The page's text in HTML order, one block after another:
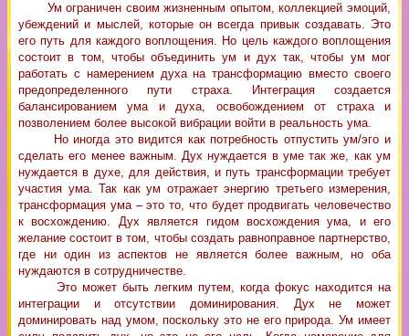
Ум ограничен своим жизненным опытом, коллекцией эмоций,
убеждений и мыслей, которые он всегда привык создавать. Это
его путь для каждого воплощения. Но цель каждого воплощения
состоит в том, чтобы объединить ум и дух так, чтобы ум мог
работать с намерением духа на трансформацию вместо своего
предопределенного пути страха. Интеграция создается
балансированием ума и духа, освобождением от страха и
позволением более высокой вибрации войти в реальность ума.
Но иногда это видится как потребность отпустить ум/эго и
сделать его менее важным. Дух нуждается в уме так же, как ум
нуждается в духе, для действия, и путь трансформации требует
участия ума. Так как ум отражает энергию третьего измерения,
трансформация ума – это то, что будет продвигать человечество
к восхождению. Дух является гидом восхождения ума, и его
желание состоит в том, чтобы создать равноправное партнерство,
где ни один из аспектов не является более важным, но оба
нуждаются в сотрудничестве.
Это может быть легким путем, когда фокус находится на
интеграции и отсутствии доминирования. Дух не может
доминировать над умом, поскольку это не его природа. Ум имеет